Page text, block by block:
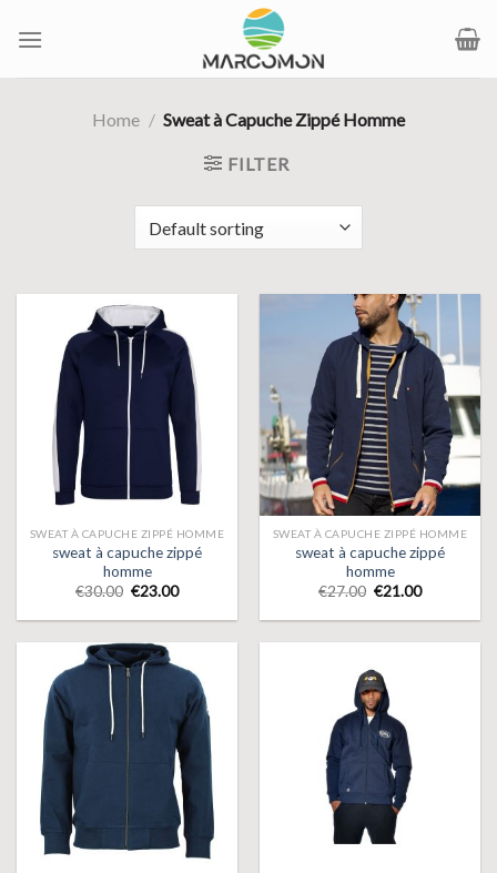
Home / Sweat à Capuche Zippé Homme
FILTER
SWEAT À CAPUCHE ZIPPÉ HOMME
sweat à capuche zippé
homme
€30.00 €23.00
SWEAT À CAPUCHE ZIPPÉ HOMME
sweat à capuche zippé
homme
€27.00 €21.00